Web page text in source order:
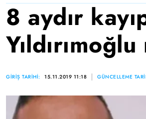
8 aydır
GİRİŞ TARİHİ: 15.11.2019 11:18 GÜNCELLEME